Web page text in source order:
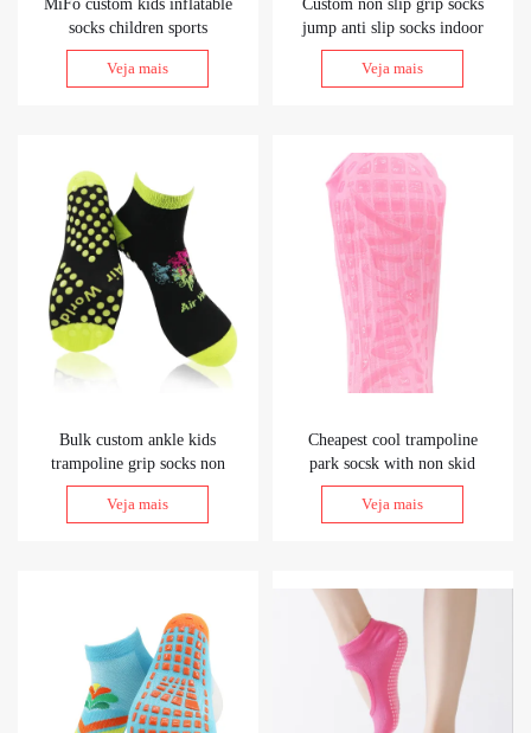
MiFo custom kids inflatable
socks children sports
trampoline socks for indoor
playground
Veja mais
Custom non slip grip socks
jump anti slip socks indoor
gymnastic trampoline socks
glow in the dark
Veja mais
Bulk custom ankle kids
trampoline grip socks non
slip slipper socks with grips
non skid on bottom for
Veja mais
Cheapest cool trampoline
park socsk with non skid
bottom infalatable grip
jump socks mass price
Veja mais